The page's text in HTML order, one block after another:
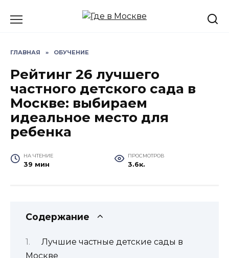
ГЛАВНАЯ » ОБУЧЕНИЕ
Рейтинг 26 лучшего
частного детского сада в
Москве: выбираем
идеальное место для
ребенка
НА ЧТЕНИЕ
39 мин
ПРОСМОТРОВ
3.6к.
Содержание
Лучшие частные детские сады в
Москве